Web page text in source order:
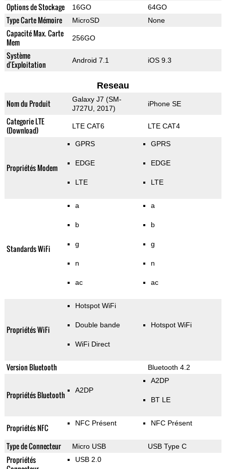
Options de Stockage 16GO 64GO
Type Carte Mémoire MicroSD None
Capacité Max. Carte
Mem
256GO
Système
d'Exploitation
Android 7.1 iOS 9.3
Reseau
Nom du Produit
Galaxy J7 (SM-
J727U, 2017)
iPhone SE
Categorie LTE
(Download)
LTE CAT6 LTE CAT4
Propriétés Modem
GPRS
EDGE
LTE
GPRS
EDGE
LTE
Standards WiFi
a
b
g
n
ac
a
b
g
n
ac
Propriétés WiFi
Hotspot WiFi
Double bande
WiFi Direct
Hotspot WiFi
Version Bluetooth Bluetooth 4.2
Propriétés Bluetooth A2DP
A2DP
BT LE
Propriétés NFC NFC Présent NFC Présent
Type de Connecteur Micro USB USB Type C
Propriétés
USB 2.0